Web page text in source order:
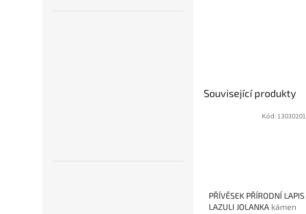
Související produkty
PŘÍVĚSEK PŘÍRODNÍ LAPIS
LAZULI JOLANKA kámen
Kód: 13030201